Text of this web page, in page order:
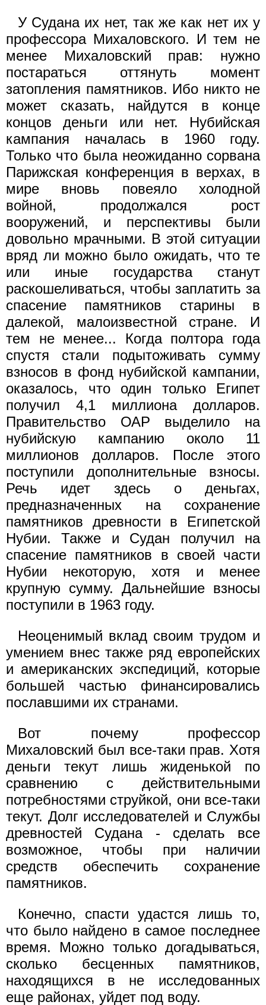
У Судана их нет, так же как нет их у
профессора Михаловского. И тем не
менее Михаловский прав: нужно
постараться оттянуть момент
затопления памятников. Ибо никто не
может сказать, найдутся в конце
концов деньги или нет. Нубийская
кампания началась в 1960 году.
Только что была неожиданно сорвана
Парижская конференция в верхах, в
мире вновь повеяло холодной
войной, продолжался рост
вооружений, и перспективы были
довольно мрачными. В этой ситуации
вряд ли можно было ожидать, что те
или иные государства станут
раскошеливаться, чтобы заплатить за
спасение памятников старины в
далекой, малоизвестной стране. И
тем не менее... Когда полтора года
спустя стали подытоживать сумму
взносов в фонд нубийской кампании,
оказалось, что один только Египет
получил 4,1 миллиона долларов.
Правительство ОАР выделило на
нубийскую кампанию около 11
миллионов долларов. После этого
поступили дополнительные взносы.
Речь идет здесь о деньгах,
предназначенных на сохранение
памятников древности в Египетской
Нубии. Также и Судан получил на
спасение памятников в своей части
Нубии некоторую, хотя и менее
крупную сумму. Дальнейшие взносы
поступили в 1963 году.
Неоценимый вклад своим трудом и
умением внес также ряд европейских
и американских экспедиций, которые
большей частью финансировались
пославшими их странами.
Вот почему профессор
Михаловский был все-таки прав. Хотя
деньги текут лишь жиденькой по
сравнению с действительными
потребностями струйкой, они все-таки
текут. Долг исследователей и Службы
древностей Судана - сделать все
возможное, чтобы при наличии
средств обеспечить сохранение
памятников.
Конечно, спасти удастся лишь то,
что было найдено в самое последнее
время. Можно только догадываться,
сколько бесценных памятников,
находящихся в не исследованных
еще районах, уйдет под воду.